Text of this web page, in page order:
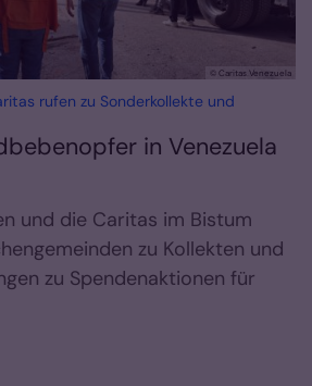
© Caritas Venezuela
rufen zu Sonderkollekte und
in Venezuela
und die Caritas im Bistum
zu Kollekten und
zu Spendenaktionen für